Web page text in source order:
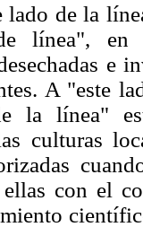
de la
línea", en
e
A "este
la línea"
culturas
ellas con el